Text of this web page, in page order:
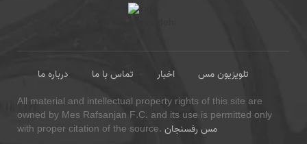
درباره ما تماس با ما اخبار
تلویزیون مس
All material and intellectual property rights of this site are
owned by Mes Rafsanjan F.C. and its use is permitted only
with proper citation of the source. مس رفسنجان